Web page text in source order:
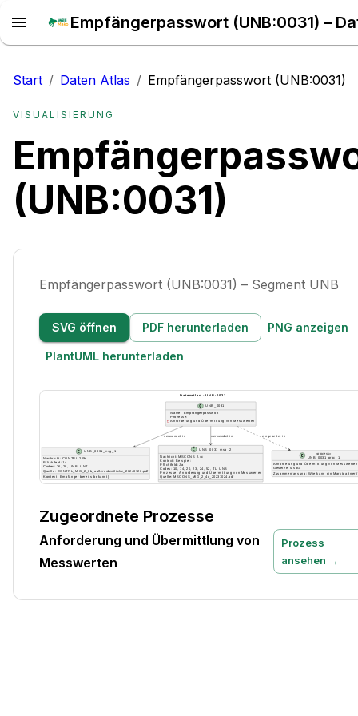
Start / Daten Atlas / Empfängerpasswort (UNB:0031)
VISUALISIERUNG
(UNB:0031)
Empfängerpasswort (UNB:0031) – Segment UNB
SVG öffnen PDF herunterladen PNG anzeigen
PlantUML herunterladen
Zugeordnete Prozesse
Anforderung und Übermittlung von
Messwerten
Prozess
ansehen →